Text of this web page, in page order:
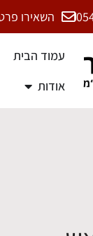
השאירו
עמוד הבית
אודות